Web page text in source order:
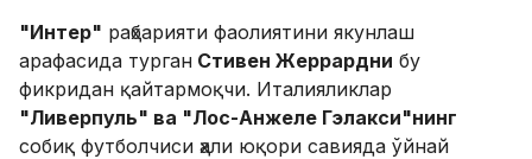
"Интер" раҳбарияти фаолиятини якунлаш
арафасида турган Стивен Жеррардни бу
фикридан қайтармоқчи. Италияликлар
"Ливерпуль" ва "Лос-Анжеле Гэлакси"нинг
собиқ футболчиси ҳали юқори савияда ўйнай